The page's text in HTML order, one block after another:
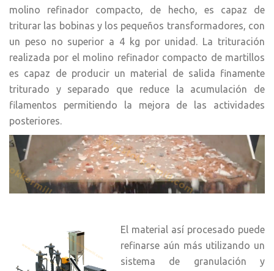
molino refinador compacto, de hecho, es capaz de
triturar las bobinas y los pequeños transformadores, con
un peso no superior a 4 kg por unidad. La trituración
realizada por el molino refinador compacto de martillos
es capaz de producir un material de salida finamente
triturado y separado que reduce la acumulación de
filamentos permitiendo la mejora de las actividades
posteriores.
El material así procesado puede
refinarse aún más utilizando un
sistema de granulación y